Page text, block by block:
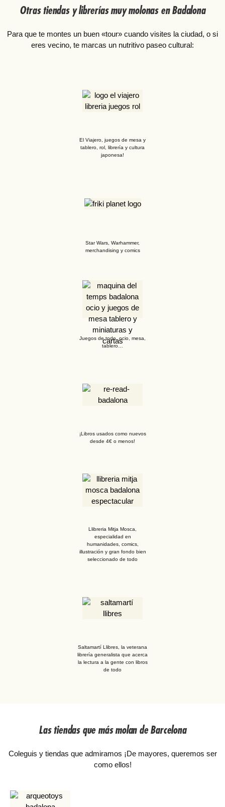
Otras tiendas y librerías muy molonas en Badalona
Para que te montes un buen «tour» cuando visites la ciudad, o si
eres vecino, te marcas un nutritivo paseo cultural:
El Viajero, juegos de mesa y
tablero, rol, librería y cultura
japonesa!
Star Wars, Warhammer,
merchandising y comics
Juegos de todo, ocio, mesa,
tablero…
¡Libros usados como nuevos
desde 4€ o menos!
Llibreria Mitja Mosca,
especialidad en
humanidades, comics,
illustración y gran fondo bien
seleccionado de todo
Saltamartí Llibres, la veterana
librería generalista que acerca
la lectura a la gente con libros
de todo
Las tiendas que más molan de Barcelona
Coleguis y tiendas que admiramos ¡De mayores, queremos ser
como ellos!